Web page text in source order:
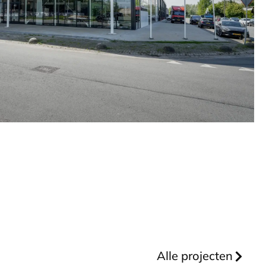
Alle projecten